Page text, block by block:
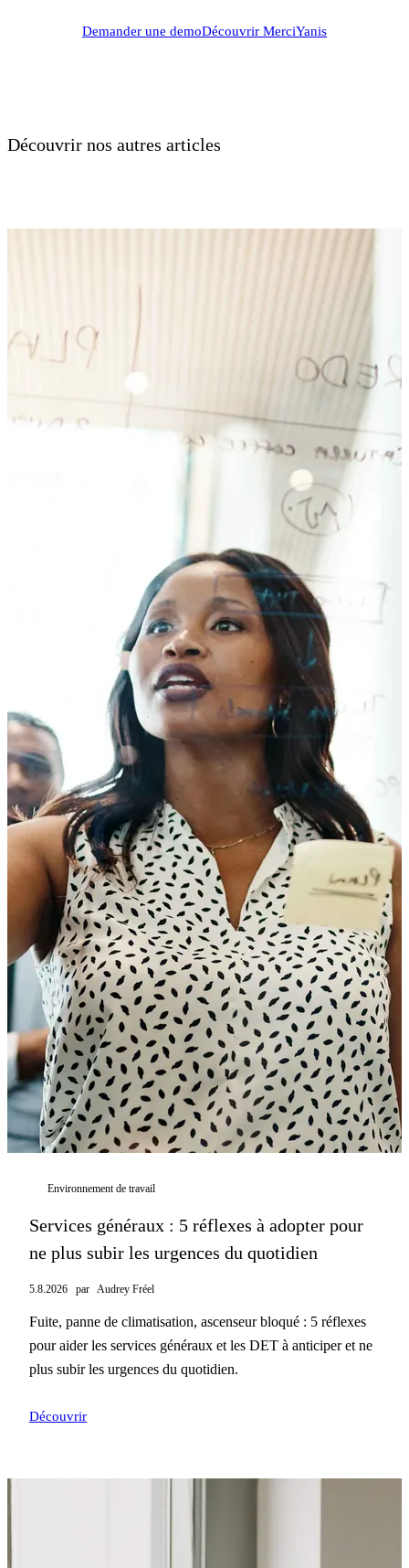
Demander une demoDécouvrir MerciYanis
Découvrir nos autres articles
Environnement de travail
Services généraux : 5 réflexes à adopter pour
ne plus subir les urgences du quotidien
5.8.2026 par Audrey Fréel
Fuite, panne de climatisation, ascenseur bloqué : 5 réflexes
pour aider les services généraux et les DET à anticiper et ne
plus subir les urgences du quotidien.
Découvrir